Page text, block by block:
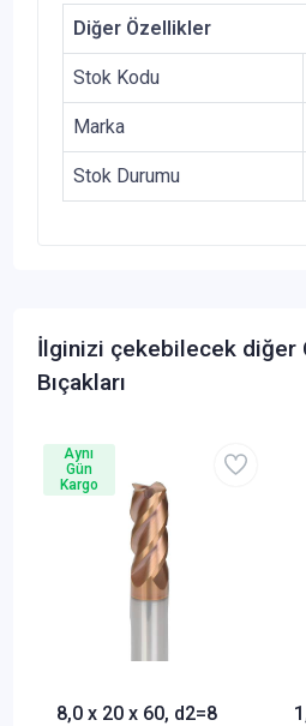
Diğer Özellikler
Stok Kodu
Marka
Stok Durumu
İlginizi çekebilecek diğer
Bıçakları
8,0 x 20 x 60, d2=8
Aynı
Gün
Kargo